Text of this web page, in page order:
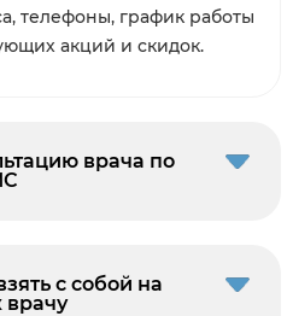
телефоны, график работы
акций и скидок.
врача по
с собой на
врачу